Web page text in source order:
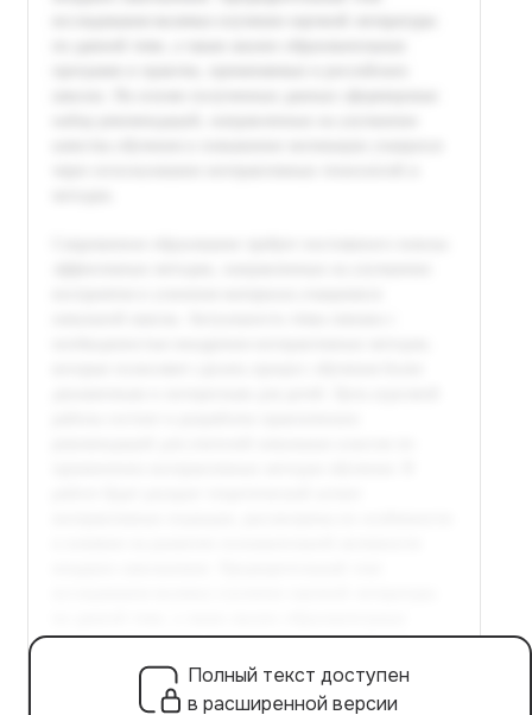
Полный текст доступен
в расширенной версии